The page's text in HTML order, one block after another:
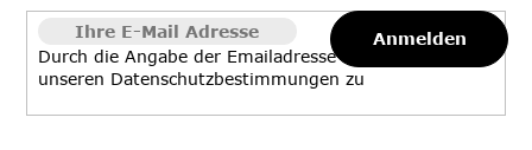
Durch die Angabe der Emailadresse stimmen Sie
unseren Datenschutzbestimmungen zu
Anmelden